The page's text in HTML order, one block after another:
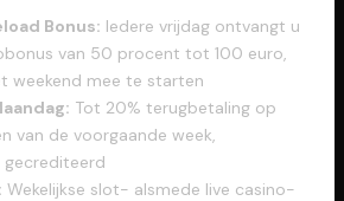
Bonus: Iedere vrijdag ontvangt u
van 50 procent tot 100 euro,
weekend mee te starten
Tot 20% terugbetaling op
van de voorgaande week,
Wekelijkse slot- alsmede live casino-